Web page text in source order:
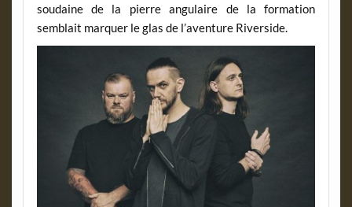
soudaine de la pierre angulaire de la formation
semblait marquer le glas de l’aventure Riverside.